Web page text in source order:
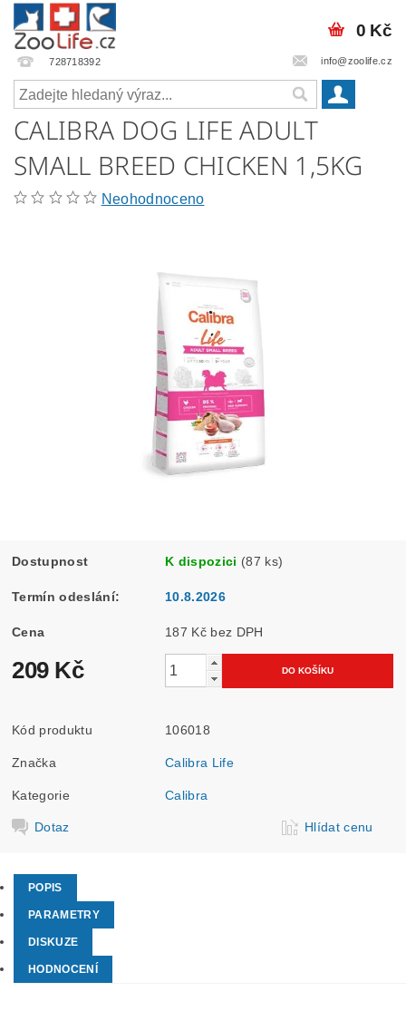
728718392 info@zoolife.cz
0 Kč
CALIBRA DOG LIFE ADULT
SMALL BREED CHICKEN 1,5KG
Neohodnoceno
Dostupnost K dispozici (87 ks)
Termín odeslání: 10.8.2026
Cena 187 Kč bez DPH
209 Kč
Kód produktu 106018
Značka Calibra Life
Kategorie Calibra
Dotaz Hlídat cenu
POPIS
PARAMETRY
DISKUZE
HODNOCENÍ